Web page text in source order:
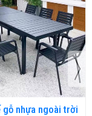
gỗ nhựa ngoài trời